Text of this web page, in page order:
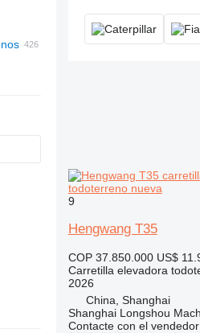
todoterreno nueva
9
Hengwang T35
COP 37.850.000 US$
Carretilla elevadora
2026
China, Shanghai
Shanghai Longshou
Contacte con el vendedor